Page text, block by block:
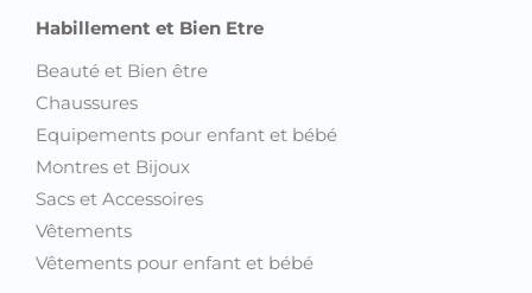
Habillement et Bien Etre
Beauté et Bien être
Chaussures
Equipements pour enfant et bébé
Montres et Bijoux
Sacs et Accessoires
Vêtements
Vêtements pour enfant et bébé